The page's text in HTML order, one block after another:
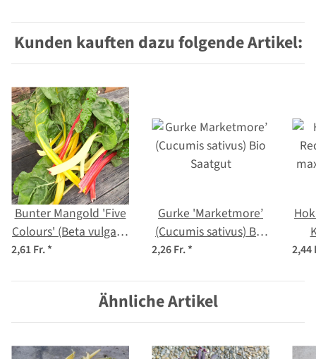
Kunden kauften dazu folgende Artikel:
Bunter Mangold 'Five
Colours' (Beta vulgaris
ssp.vulgaris) Bio
2,61 Fr.*
Gurke 'Marketmore’
(Cucumis sativus) Bio
Saatgut
2,26 Fr.* 2,44
Ähnliche Artikel